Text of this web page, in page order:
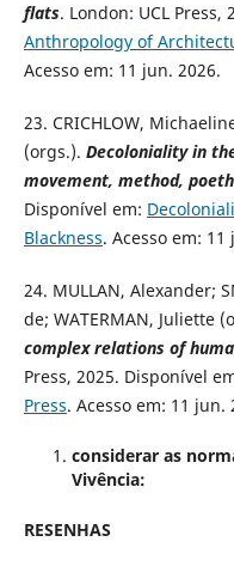
flats. London: UCL Press,
Anthropology of
Acesso em: 11 jun. 2026.
23. CRICHLOW,
(orgs.). Decoloniality in
movement, method,
Disponível em:
Blackness. Acesso em: 11
24. MULLAN, Alexander;
de; WATERMAN, Juliette
complex relations of
Press, 2025. Disponível
Press. Acesso em: 11 jun.
considerar as
Vivência:
RESENHAS